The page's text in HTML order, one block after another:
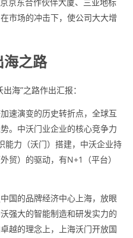
京东合作伙伴大厦、三亚地标
市场的冲击下，使公司大大增
之路
海”之路作出汇报：
速演变的历史转折点，全球互
。中沃门业企业的核心竞争力
能力（沃门）搭建，中沃企业持
贸）的驱动，有N+1（平台）
国的品牌经济中心上海，放眼
强大的智能制造和研发实力的
越的理念上，上海沃门开放国